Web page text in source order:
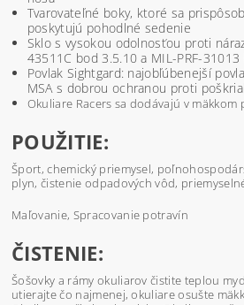
Tvarovateľné boky, ktoré sa
poskytujú pohodlné sedenie
Sklo s vysokou odolnosťou proti
43511C bod 3.5.10 a MIL-PRF-
Povlak Sightgard: najobľúbenejší
MSA s dobrou ochranou proti
Okuliare Racers sa dodávajú v mäkkom
POUŽITIE:
Šport, chemický priemysel,
plyn, čistenie odpadových vôd,
Maľovanie, Spracovanie potravín
ČISTENIE:
Šošovky a rámy okuliarov čistite teplou
utierajte čo najmenej, okuliare osušte